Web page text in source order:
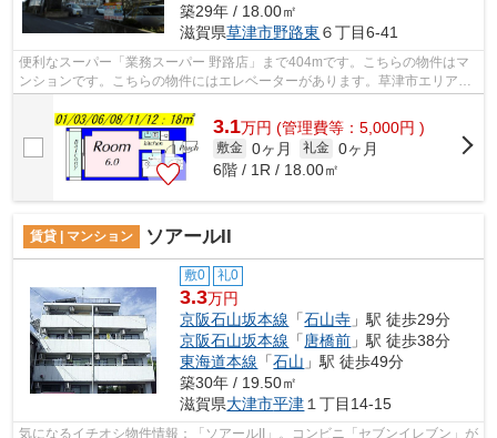
築29年 / 18.00㎡
滋賀県草津市野路東 ６丁目6-41
便利なスーパー「業務スーパー 野路店」まで404mです。こちらの物件はマ
ンションです。こちらの物件にはエレベーターがあります。草津市エリアの
3.1万円 (管理費等：5,000円 )
敷金 0ヶ月 礼金 0ヶ月
6階 / 1R / 18.00㎡
賃貸 | マンション ソアールII
敷0 礼0
3.3万円
京阪石山坂本線 「石山寺 」駅 徒歩29分
京阪石山坂本線 「 唐橋前 」駅 徒歩38分
東海道本線 「石山 」駅 徒歩49分
築30年 / 19.50㎡
滋賀県大津市平津 １丁目14-15
気になるイチオシ物件情報：「ソアールII」。コンビニ「セブンイレブン」が